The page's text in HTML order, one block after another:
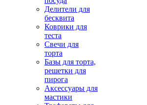
Делители для
бесквита
Коврики для
теста
Свечи для
торта
Базы для торта,
решетки для
пирога
Аксессуары для
мастики